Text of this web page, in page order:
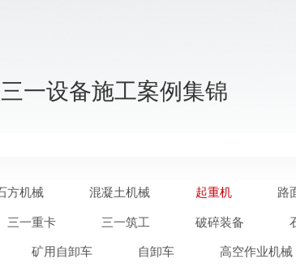
一设备施工案例集锦
方机械 混凝土机械 起重机 路
三一重卡 三一筑工 破碎装备
矿用自卸车 自卸车 高空作业机械